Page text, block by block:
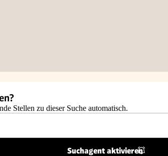
Stellen zu dieser Suche automatisch.
Suchagent aktivieren